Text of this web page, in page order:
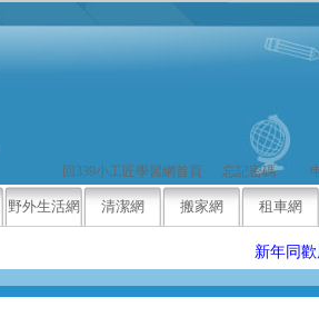
回339小工匠學習網首頁 忘記密碼
野外生活網 清潔網 搬家網 租車網
新年同歡慶